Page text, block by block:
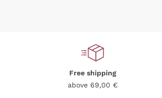
Free shipping
above 69,00 €